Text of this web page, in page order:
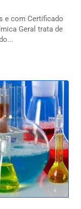
e com Certificado
Geral trata de